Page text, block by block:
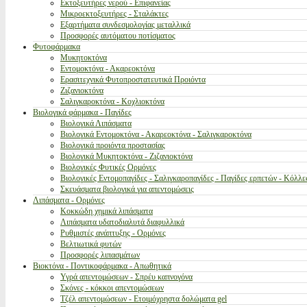
Εκτοξευτήρες νερού - Επιφανείας
Μικροεκτοξευτήρες - Σταλάκτες
Εξαρτήματα συνδεσμολογίας μεταλλικά
Προσφορές αυτόματου ποτίσματος
Φυτοφάρμακα
Μυκητοκτόνα
Εντομοκτόνα - Ακαρεοκτόνα
Ερασιτεχνικά Φυτοπροστατευτικά Προιόντα
Ζιζανιοκτόνα
Σαλιγκαροκτόνα - Κοχλιοκτόνα
Βιολογικά φάρμακα - Παγίδες
Βιολογικά Λιπάσματα
Βιολογικά Εντομοκτόνα - Ακαρεοκτόνα - Σαλιγκαροκτόνα
Βιολογικά προιόντα προστασίας
Βιολογικά Μυκητοκτόνα - Ζιζανιοκτόνα
Βιολογικές Φυτικές Ορμόνες
Βιολογικές Εντομοπαγίδες - Σαλιγκαροπαγίδες - Παγίδες ερπετών -
Σκευάσματα βιολογικά για απεντομώσεις
Λιπάσματα - Ορμόνες
Κοκκώδη χημικά λιπάσματα
Λιπάσματα υδατοδιαλυτά διαφυλλικά
Ρυθμιστές ανάπτυξης - Ορμόνες
Βελτιωτικά φυτών
Προσφορές λιπασμάτων
Βιοκτόνα - Ποντικοφάρμακα - Απωθητικά
Υγρά απεντομώσεων - Σπρέυ καπνογόνα
Σκόνες - κόκκοι απεντομώσεων
Τζέλ απεντομώσεων - Ετοιμόχρηστα δολώματα gel